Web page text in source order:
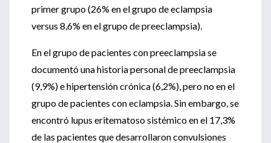
primer grupo (26% en el grupo de eclampsia
versus 8,6% en el grupo de preeclampsia).
En el grupo de pacientes con preeclampsia se
documentó una historia personal de preeclampsia
(9,9%) e hipertensión crónica (6,2%), pero no en el
grupo de pacientes con eclampsia. Sin embargo, se
encontró lupus eritematoso sistémico en el 17,3%
de las pacientes que desarrollaron convulsiones